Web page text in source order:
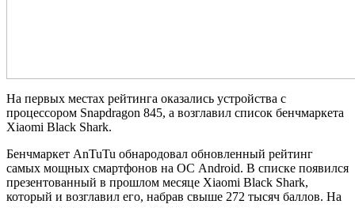
На первых местах рейтинга оказались устройства с
процессором Snapdragon 845, а возглавил список бенчмаркета
Xiaomi Black Shark.
Бенчмаркет AnTuTu обнародовал обновленный рейтинг
самых мощных смартфонов на ОС Android. В списке появился
презентованный в прошлом месяце Xiaomi Black Shark,
который и возглавил его, набрав свыше 272 тысяч баллов. На